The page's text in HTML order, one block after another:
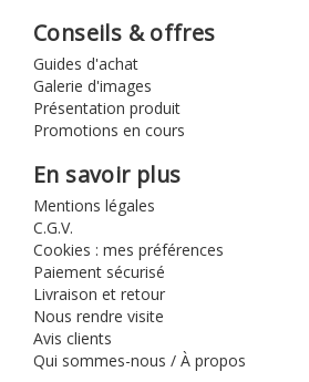
Conseils & offres
Guides d'achat
Galerie d'images
Présentation produit
Promotions en cours
En savoir plus
Mentions légales
C.G.V.
Cookies : mes préférences
Paiement sécurisé
Livraison et retour
Nous rendre visite
Avis clients
Qui sommes-nous / À propos